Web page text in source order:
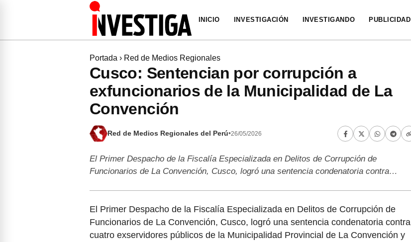
INICIO INVESTIGACIÓN INVESTIGANDO PUBLICIDAD
Portada › Red de Medios Regionales
Cusco: Sentencian por corrupción a
exfuncionarios de la Municipalidad de La
Convención
Red de Medios Regionales del Perú•26/05/2026
El Primer Despacho de la Fiscalía Especializada en Delitos de Corrupción de
Funcionarios de La Convención, Cusco, logró una sentencia condenatoria contra…
El Primer Despacho de la Fiscalía Especializada en Delitos de Corrupción de
Funcionarios de La Convención, Cusco, logró una sentencia condenatoria contra
cuatro exservidores públicos de la Municipalidad Provincial de La Convención y